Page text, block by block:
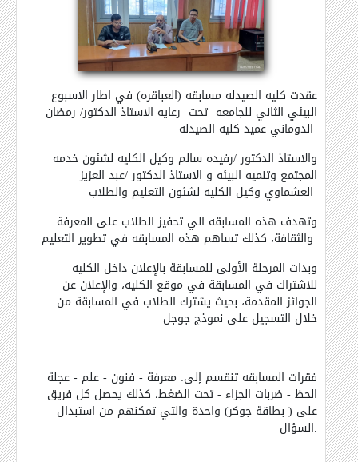
عقدت كليه الصيدله مسابقه (العباقره) في اطار الاسبوع
البيئي الثاني للجامعه تحت رعايه الاستاذ الدكتور/ رمضان
والاستاذ الدكتور /رفيده سالم وكيل الكليه لشئون خدمه
المجتمع وتنميه البيئه و الاستاذ الدكتور /عبد العزيز
وتهدف هذه المسابقه الي تحفيز الطلاب على المعرفة
وبدات المرحلة الأولى للمسابقة بالإعلان داخل الكليه
للاشتراك في المسابقة في موقع الكليه، والإعلان عن
الجوائز المقدمة، بحيث يشترك الطلاب في المسابقة من
خلال التسجيل على نموذج جوجل
فقرات المسابقه تنقسم إلى: معرفة - فنون - علم - عجلة
الحظ - ضربات الجزاء - تحت الضغط، كذلك يحصل كل فريق
على ( بطاقة جوكر) واحدة والتي تمكنهم من استبدال
السؤال.